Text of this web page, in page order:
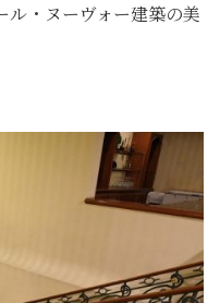
・ヌーヴォー建築の美